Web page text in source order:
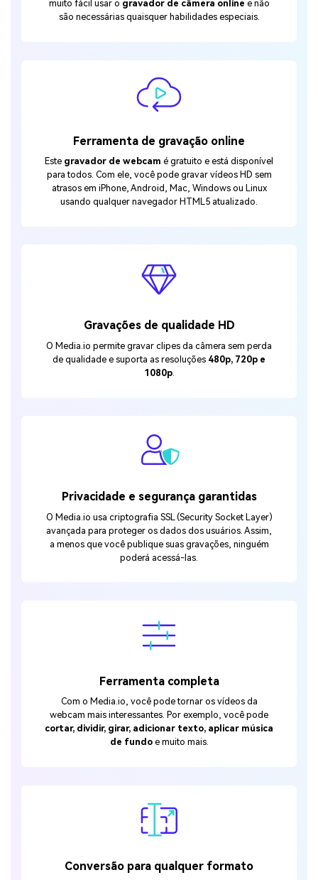
muito fácil usar o gravador de câmera online e não
são necessárias quaisquer habilidades especiais.
Ferramenta de gravação online
Este gravador de webcam é gratuito e está disponível
para todos. Com ele, você pode gravar vídeos HD sem
atrasos em iPhone, Android, Mac, Windows ou Linux
usando qualquer navegador HTML5 atualizado.
Gravações de qualidade HD
O Media.io permite gravar clipes da câmera sem perda
de qualidade e suporta as resoluções 480p, 720p e
1080p.
Privacidade e segurança garantidas
O Media.io usa criptografia SSL (Security Socket Layer)
avançada para proteger os dados dos usuários. Assim,
a menos que você publique suas gravações, ninguém
poderá acessá-las.
Ferramenta completa
Com o Media.io, você pode tornar os vídeos da
webcam mais interessantes. Por exemplo, você pode
cortar, dividir, girar, adicionar texto, aplicar música
de fundoe muito mais.
Conversão para qualquer formato
Crie imagens com
IA sem limites.
100% grátis!